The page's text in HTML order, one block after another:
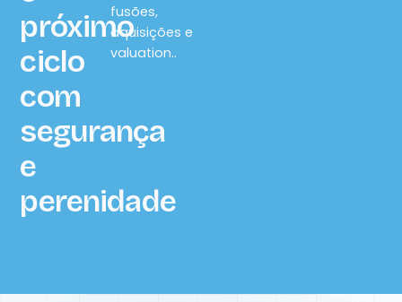
próximo
ciclo
com
segurança
e
perenidade
fusões,
aquisições e
valuation..